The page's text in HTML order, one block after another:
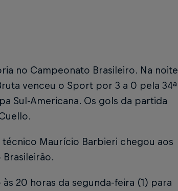
no Campeonato Brasileiro. Na noite
venceu o Sport por 3 a 0 pela 34ª
Sul-Americana. Os gols da partida
Maurício Barbieri chegou aos
20 horas da segunda-feira (1) para